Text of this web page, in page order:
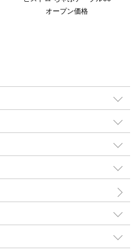
オープン価格